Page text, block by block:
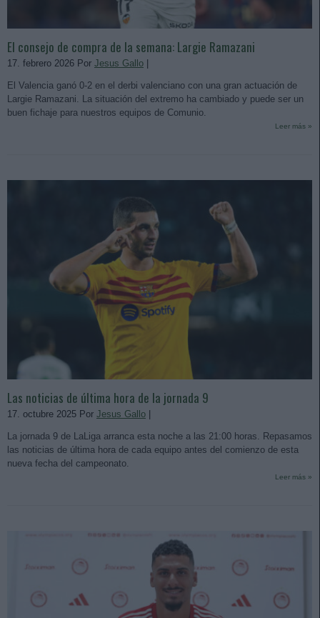
El consejo de compra de la semana: Largie Ramazani
17. febrero 2026 Por Jesus Gallo
El Valencia ganó 0-2 en el derbi valenciano con una gran actuación de
Largie Ramazani. La situación del extremo ha cambiado y puede ser un
buen fichaje para nuestros equipos de Comunio.
Leer más »
Las noticias de última hora de la jornada 9
17. octubre 2025 Por Jesus Gallo |
La jornada 9 de LaLiga arranca esta noche a las 21:00 horas. Repasamos
las noticias de última hora de cada equipo antes del comienzo de esta
nueva fecha del campeonato.
Leer más »